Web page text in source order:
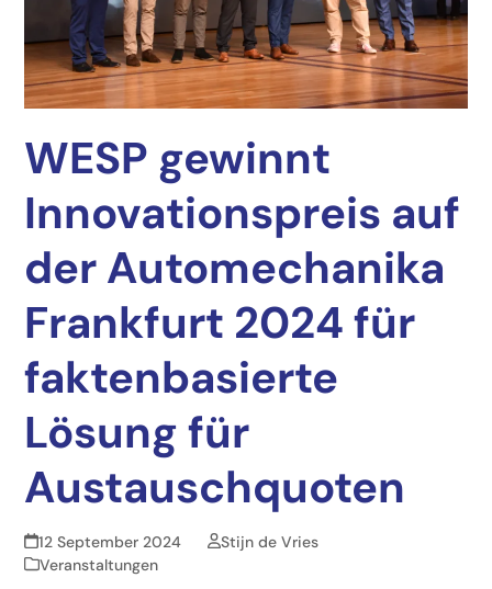
WESP gewinnt
Innovationspreis auf
der Automechanika
Frankfurt 2024 für
faktenbasierte
Lösung für
Austauschquoten
12 September 2024
Stijn de Vries
Veranstaltungen